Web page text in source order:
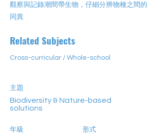
觀察與記錄潮間帶生物，仔細分辨物種之間的
同異
Related Subjects
Cross-curricular / Whole-school
主題
Biodiversity & Nature-based
solutions
年級 形式